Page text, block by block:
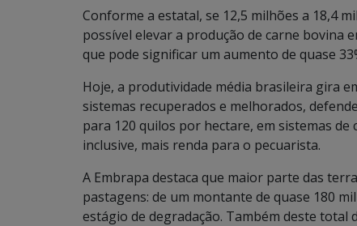
Conforme a estatal, se 12,5 milhões a 18,4
possível elevar a produção de carne bovina
que pode significar um aumento de quase
Hoje, a produtividade média brasileira gira
sistemas recuperados e melhorados,
para 120 quilos por hectare, em sistemas
inclusive, mais renda para o pecuarista.
A Embrapa destaca que maior parte das
pastagens: de um montante de quase 180
estágio de degradação. Também deste total